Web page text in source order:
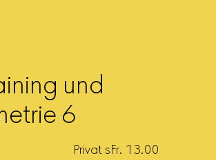
und
6
Privat sFr. 13.00